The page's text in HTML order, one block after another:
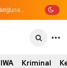
Kriminal